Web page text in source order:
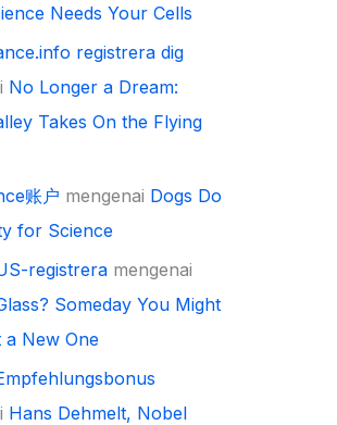
Needs Your Cells
registrera dig
No Longer a Dream:
Takes On the Flying
账户 mengenai Dogs Do
for Science
registrera mengenai
Someday You Might
New One
Hans Dehmelt, Nobel